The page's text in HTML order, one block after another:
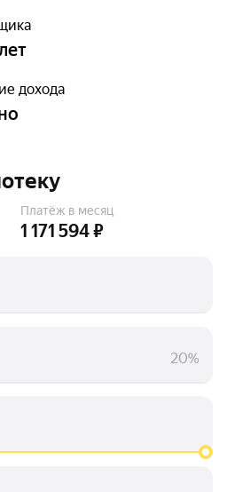
дохода
Платёж в месяц
1 171 594 ₽
20%